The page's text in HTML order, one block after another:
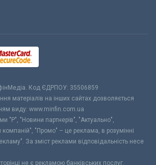
Код ЄДРПОУ: 35506859
матеріалів на інших сайтах дозволяється
виду: www.minfin.com.ua
"Р", "Новини партнерів", "Актуально",
"Промо" – це реклама, в розумінні
За зміст реклами відповідальність несе
не є рекламою банківських послуг.